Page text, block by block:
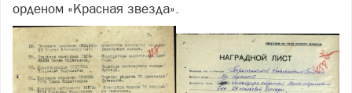
орденом «Красная звезда».